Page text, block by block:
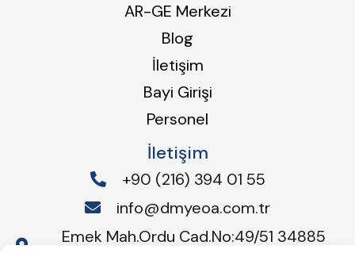
AR-GE Merkezi
Blog
İletişim
Bayi Girişi
Personel
İletişim
+90 (216) 394 01 55
info@dmyeoa.com.tr
Emek Mah.Ordu Cad.No:49/51 34885